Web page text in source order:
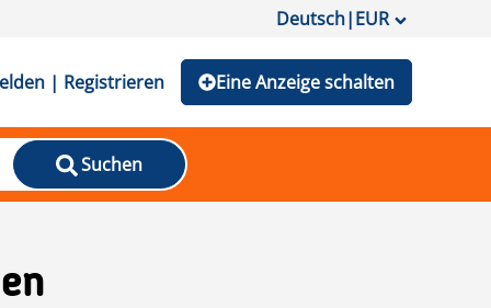
Deutsch|EUR
| Registrieren Eine Anzeige schalten
Suchen